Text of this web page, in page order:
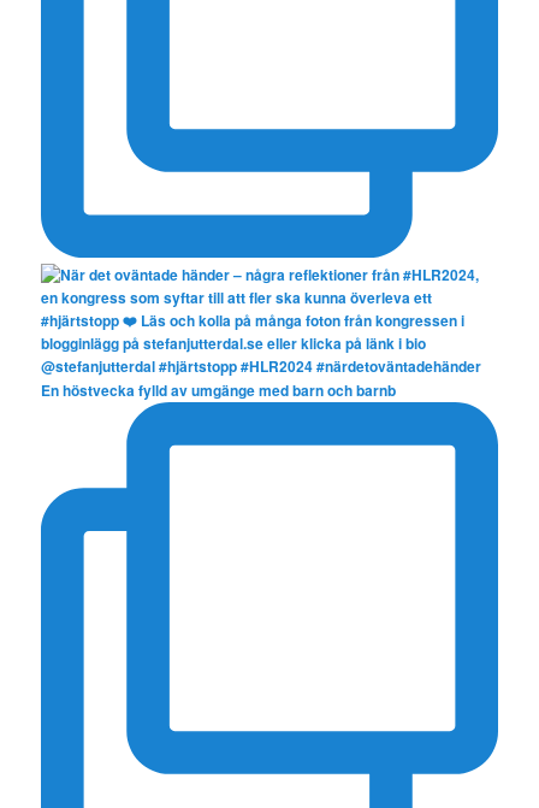
En höstvecka fylld av umgänge med barn och barnb